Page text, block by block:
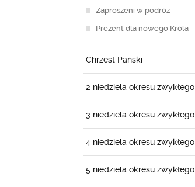
Zaproszeni w podróż
Prezent dla nowego Króla
Chrzest Pański
2 niedziela okresu zwykłego
3 niedziela okresu zwykłego
4 niedziela okresu zwykłego
5 niedziela okresu zwykłego